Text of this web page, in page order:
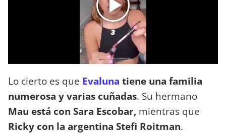
Lo cierto es que Evaluna tiene una familia
numerosa y varias cuñadas. Su hermano
Mau está con Sara Escobar, mientras que
Ricky con la argentina Stefi Roitman.